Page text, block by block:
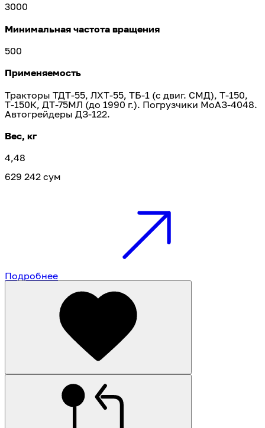
3000
Минимальная частота вращения
500
Применяемость
Тракторы ТДТ-55, ЛХТ-55, ТБ-1 (с двиг. СМД), Т-150,
Т-150К, ДТ-75МЛ (до 1990 г.). Погрузчики МоАЗ-4048.
Автогрейдеры ДЗ-122.
Вес, кг
4,48
629 242 сум
Подробнее